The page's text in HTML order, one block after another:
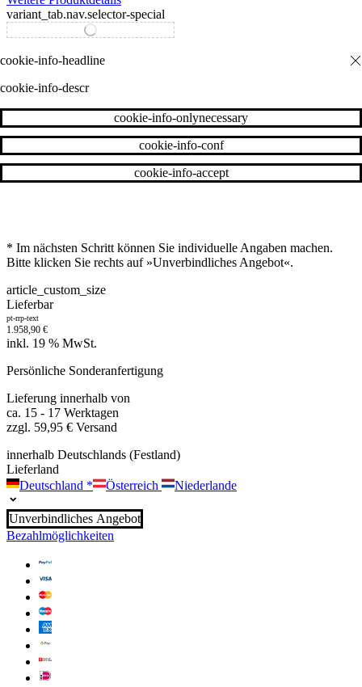
variant_tab.nav.selector-special
variant_tab.nav.selector-standard
* Im nächsten Schritt können Sie individuelle Angaben machen.
Bitte klicken Sie rechts auf »Unverbindliches Angebot«.
article_custom_size
Lieferbar
pt-rrp-text
1.958,90 €
inkl. 19 % MwSt.
Persönliche Sonderanfertigung
Lieferung innerhalb von
ca. 15 - 17 Werktagen
zzgl. 59,95 € Versand
innerhalb Deutschlands (Festland)
Lieferland
Deutschland * Österreich Niederlande
Unverbindliches Angebot
Bezahlmöglichkeiten
cookie-info-descr
cookie-info-accept
cookie-info-conf
cookie-info-onlynecessary